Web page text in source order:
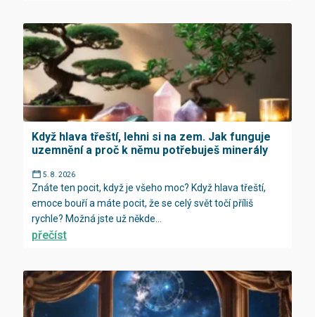
Když hlava třeští, lehni si na zem. Jak funguje
uzemnění a proč k němu potřebuješ minerály
5. 8. 2026
Znáte ten pocit, když je všeho moc? Když hlava třeští,
emoce bouří a máte pocit, že se celý svět točí příliš
rychle? Možná jste už někde...
přečíst